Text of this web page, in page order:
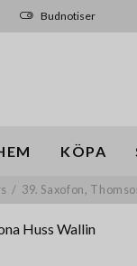
Budnotiser
KÖPA
/ 39. Saxofon,
Huss Wallin